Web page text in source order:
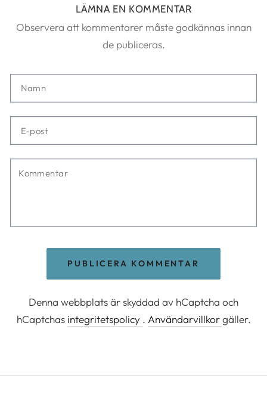
LÄMNA EN KOMMENTAR
Observera att kommentarer måste godkännas innan
de publiceras.
Namn
post
PUBLICERA KOMMENTAR
Denna webbplats är skyddad av hCaptcha och
hCaptchas integritetspolicy . Användarvillkorgäller.